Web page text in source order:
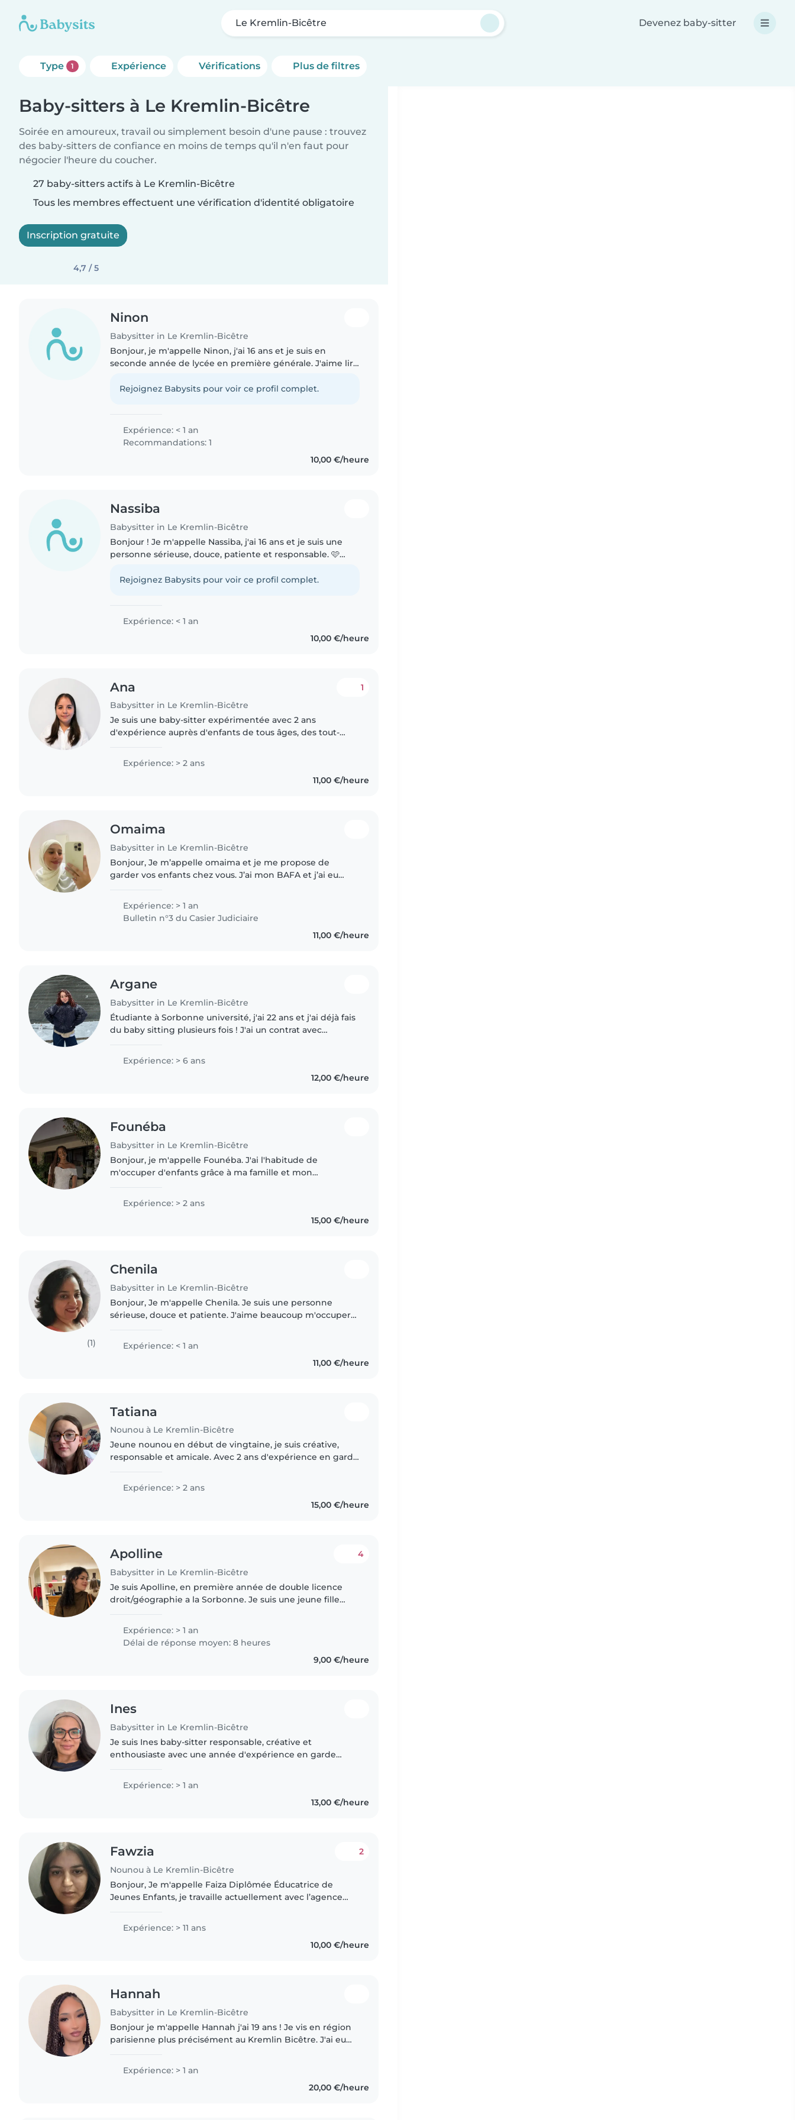
Le Kremlin-Bicêtre Devenez baby-sitter
Type 1 Expérience Vérifications Plus de filtres
Baby-sitters à Le Kremlin-Bicêtre
Soirée en amoureux, travail ou simplement besoin d'une pause : trouvez
des baby-sitters de confiance en moins de temps qu'il n'en faut pour
négocier l'heure du coucher.
27 baby-sitters actifs à Le Kremlin-Bicêtre
Tous les membres effectuent une vérification d'identité obligatoire
Inscription gratuite
4,7 / 5
Ninon
Babysitter in Le Kremlin-Bicêtre
Bonjour, je m'appelle Ninon, j'ai 16 ans et je suis en
seconde année de lycée en première générale. J'aime lire
(ainsi que..
Rejoignez Babysits pour voir ce profil complet.
Expérience: < 1 an
Recommandations: 1
10,00 €/heure
Nassiba
Babysitter in Le Kremlin-Bicêtre
Bonjour ! Je m'appelle Nassiba, j'ai 16 ans et je suis une
personne sérieuse, douce, patiente et responsable. 🩷
avec les enfants..
Rejoignez Babysits pour voir ce profil complet.
Expérience: < 1 an
10,00 €/heure
Ana
Babysitter in Le Kremlin-Bicêtre
1
Je suis une baby-sitter expérimentée avec 2 ans
d'expérience auprès d'enfants de tous âges, des tout-
attentive. Je parle couramment..
Expérience: > 2 ans
11,00 €/heure
Omaima
Babysitter in Le Kremlin-Bicêtre
Bonjour, Je m’appelle omaima et je me propose de
garder vos enfants chez vous. J’ai mon BAFA et j’ai eu
suis étudiante en..
Expérience: > 1 an
Bulletin n°3 du Casier Judiciaire
11,00 €/heure
Argane
Babysitter in Le Kremlin-Bicêtre
Étudiante à Sorbonne université, j'ai 22 ans et j'ai déjà fais
du baby sitting plusieurs fois ! J'ai un contrat avec
les enfants,..
Expérience: > 6 ans
12,00 €/heure
Founéba
Babysitter in Le Kremlin-Bicêtre
Bonjour, je m'appelle Founéba. J'ai l'habitude de
m'occuper d'enfants grâce à ma famille et mon
accompagnés dans leurs activités...
Expérience: > 2 ans
15,00 €/heure
(1)
Chenila
Babysitter in Le Kremlin-Bicêtre
Bonjour, Je m'appelle Chenila. Je suis une personne
sérieuse, douce et patiente. J'aime beaucoup m'occuper
Expérience: < 1 an
11,00 €/heure
Tatiana
Nounou à Le Kremlin-Bicêtre
Jeune nounou en début de vingtaine, je suis créative,
responsable et amicale. Avec 2 ans d'expérience en garde
préscolaire et..
Expérience: > 2 ans
15,00 €/heure
Apolline
Babysitter in Le Kremlin-Bicêtre
4
Je suis Apolline, en première année de double licence
droit/géographie a la Sorbonne. Je suis une jeune fille
scout et j'ai l'habitude..
Expérience: > 1 an
Délai de réponse moyen: 8 heures
9,00 €/heure
Ines
Babysitter in Le Kremlin-Bicêtre
Je suis Ines baby-sitter responsable, créative et
enthousiaste avec une année d'expérience en garde
je parle anglais et..
Expérience: > 1 an
13,00 €/heure
Fawzia
Nounou à Le Kremlin-Bicêtre
2
Bonjour, Je m'appelle Faiza Diplômée Éducatrice de
Jeunes Enfants, je travaille actuellement avec l’agence
d’enfants âgés de..
Expérience: > 11 ans
10,00 €/heure
Hannah
Babysitter in Le Kremlin-Bicêtre
Bonjour je m'appelle Hannah j'ai 19 ans ! Je vis en région
parisienne plus précisément au Kremlin Bicêtre. J'ai eu
Expérience: > 1 an
20,00 €/heure